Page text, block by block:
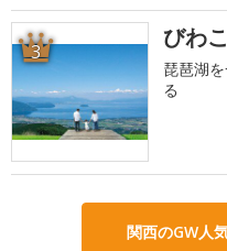
3 びわ
琵琶湖
る
関西のGW人